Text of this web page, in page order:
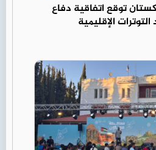
توقع اتفاقية دفاع
الإقليمية